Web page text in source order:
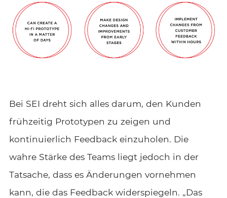
Bei SEI dreht sich alles darum, den Kunden
frühzeitig Prototypen zu zeigen und
kontinuierlich Feedback einzuholen. Die
wahre Stärke des Teams liegt jedoch in der
Tatsache, dass es Änderungen vornehmen
kann, die das Feedback widerspiegeln. „Das